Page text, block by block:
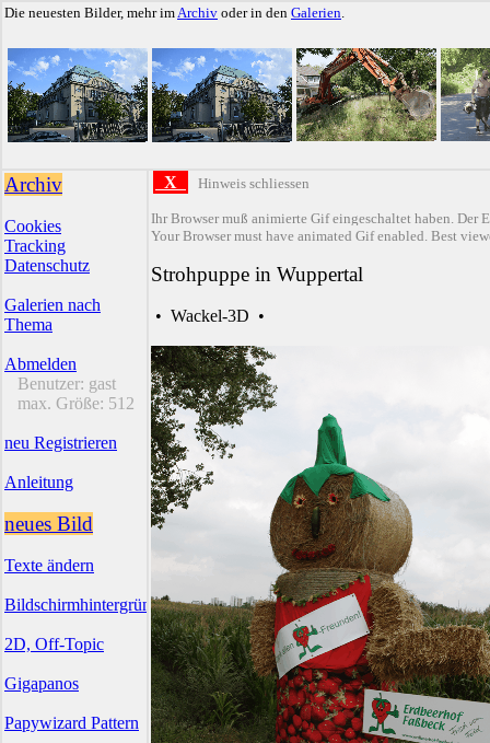
Die neuesten Bilder, mehr imArchiv oder in den Galerien.
Archiv
Cookies
Tracking
Datenschutz
Galerien nach
Thema
Abmelden
Benutzer: gast
max. Größe: 512
neu Registrieren
Anleitung
neues Bild
Texte ändern
Bildschirmhintergründe
2D, Off-Topic
Gigapanos
Papywizard Pattern
X Hinweis schliessen
Ihr Browser muß animierte Gif eingeschaltet haben. Der
Your Browser must have animated Gif enabled. Best
Strohpuppe in Wuppertal
• Wackel-3D •